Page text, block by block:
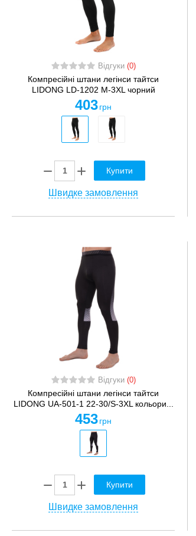
Відгуки (0)
Компресійні штани легінси тайтси
LIDONG LD-1202 M-3XL чорний
403 грн
Купити
Швидке замовлення
Відгуки (0)
Компресійні штани легінси тайтси
LIDONG UA-501-1 22-30/S-3XL кольори...
453 грн
Купити
Швидке замовлення